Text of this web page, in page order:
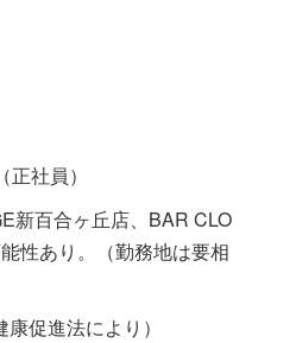
社員）
百合ヶ丘店、BAR CLO
性あり。（勤務地は要相
促進法により）